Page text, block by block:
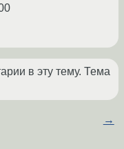
в эту тему. Тема
→